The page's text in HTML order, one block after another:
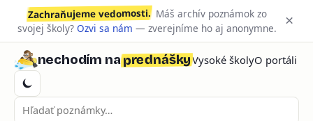
Zachraňujeme vedomosti. Máš archív poznámok zo
svojej školy? Ozvi sa nám — zverejníme ho aj anonymne. ×
nechodím naprednáškyVysoké školyO portáli